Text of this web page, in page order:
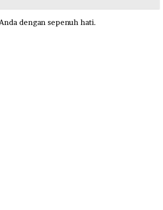
dengan sepenuh hati.